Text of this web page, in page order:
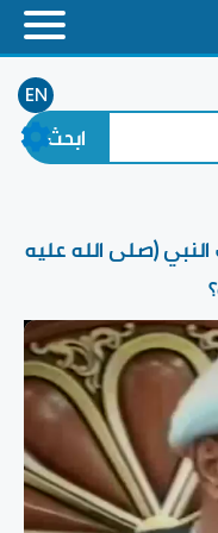
EN
النبي (صلى الله عليه